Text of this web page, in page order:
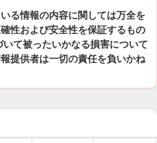
る情報の内容に関しては万全を
性および安全性を保証するもの
て被ったいかなる損害について
提供者は一切の責任を負いかね